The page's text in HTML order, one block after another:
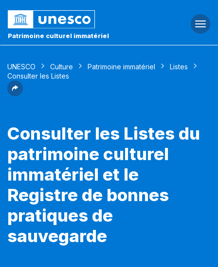
Patrimoine culturel immatériel
UNESCO Culture Patrimoine immatériel
Listes
Consulter les Listes
Consulter les Listes du
patrimoine culturel
immatériel et le
Registre de bonnes
pratiques de
sauvegarde